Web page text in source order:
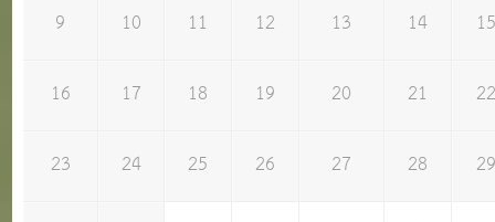
9 10 11 12 13 14 15
16 17 18 19 20 21 22
23 24 25 26 27 28 29